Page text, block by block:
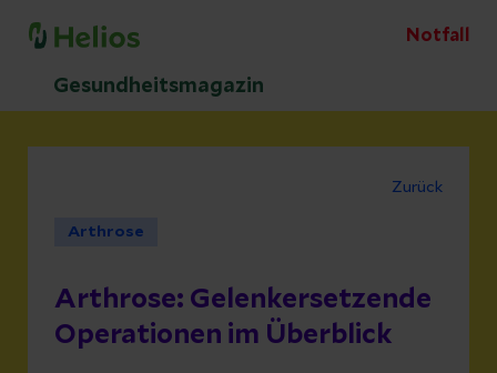
Notfall
Gesundheitsmagazin
Zurück
Arthrose
Arthrose: Gelenkersetzende
Operationen im Überblick